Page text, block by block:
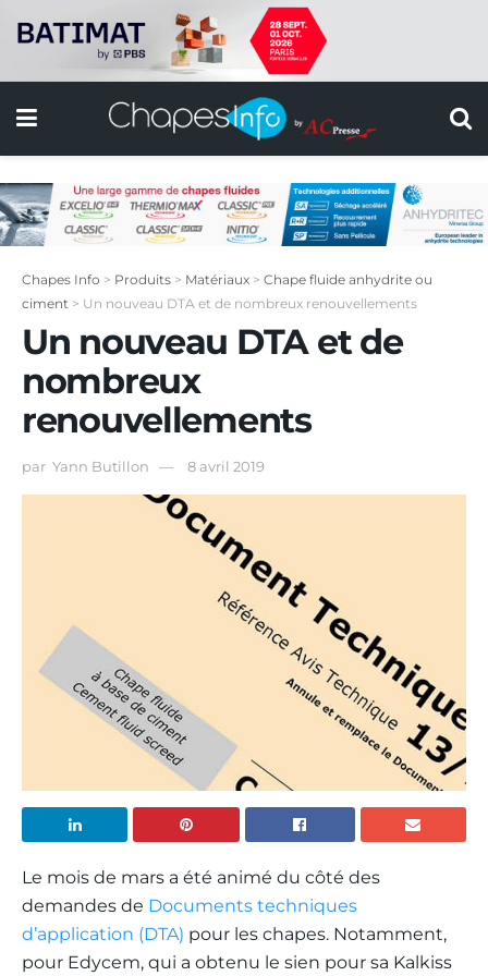
Chapes Info > Produits > Matériaux > Chape fluide anhydrite ou
ciment > Un nouveau DTA et de nombreux renouvellements
Un nouveau DTA et de
nombreux
renouvellements
par Yann Butillon 8 avril 2019
Le mois de mars a été animé du côté des
demandes de Documents techniques
d’application (DTA) pour les chapes. Notamment,
pour Edycem, qui a obtenu le sien pour sa Kalkiss